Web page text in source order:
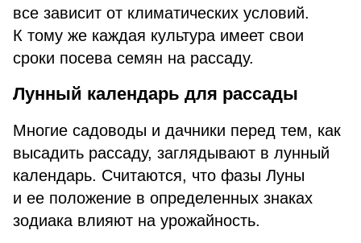
все зависит от климатических условий.
К тому же каждая культура имеет свои
сроки посева семян на рассаду.
Лунный календарь для рассады
Многие садоводы и дачники перед тем, как
высадить рассаду, заглядывают в лунный
календарь. Считаются, что фазы Луны
и ее положение в определенных знаках
зодиака влияют на урожайность.